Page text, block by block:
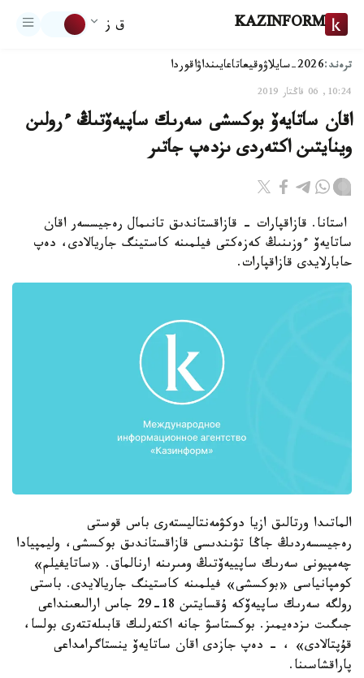
KAZINFORM ق ز
ترەند:2026-سايلاۋ وقيعاتاعايىنداۋاقوردا
10:24, 06 قاڭتار 2019
اقان ساتايەۆ بوكسشى سەرىك ساپيەۆتىڭ ءرولىن
وينايتىن اكتەردى ىزدەپ جاتىر
استانا. قازاقپارات - قازاقستاندىق تانىمال رەجيسسەر اقان
ساتايەۆ ءوزىنىڭ كەزەكتى فيلمىنە كاستينگ جاريالادى، دەپ
حابارلايدى قازاقپارات.
الماتىدا ورتالىق ازيا دوكۋمەنتاليستەرى باس قوستى
رەجيسسەردىڭ جاڭا تۋىندىسى قازاقستاندىق بوكسشى، وليمپيادا
چەمپيونى سەرىك ساپييەۆتىڭ ومىرىنە ارنالماق. «ساتايفيلم»
كومپانياسى «بوكسشى» فيلمىنە كاستينگ جاريالايدى. باستى
رولگە سەرىك ساپيەۆكە ۇقسايتىن 18-29 جاس ارالىعىنداعى
جىگىت ىزدەيمىز. بوكستاسۋ جانە اكتەرلىك قابىلەتتەرى بولسا،
قۇپتالادى» ، - دەپ جازدى اقان ساتايەۆ ينستاگرامداعى
پاراقشاسىنا.